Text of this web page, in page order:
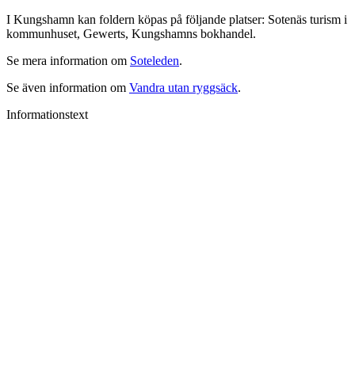
I Kungshamn kan foldern köpas på följande platser: Sotenäs turism i
kommunhuset, Gewerts, Kungshamns bokhandel.
Se mera information om Soteleden.
Se även information om Vandra utan ryggsäck.
Informationstext